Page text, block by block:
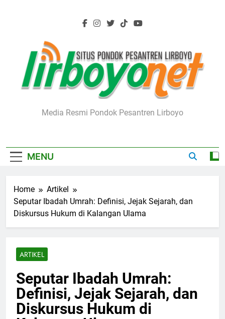
Lirboyo.net
Media Resmi Pondok Pesantren Lirboyo
MENU
Home
Artikel
Seputar Ibadah Umrah: Definisi, Jejak Sejarah, dan
Diskursus Hukum di Kalangan Ulama
ARTIKEL
Seputar Ibadah Umrah:
Definisi, Jejak Sejarah, dan
Diskursus Hukum di